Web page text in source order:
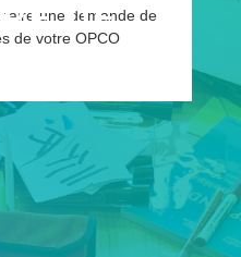
DE
une demande de
de votre OPCO
jours entend transmettre
et une pédagogie
ateliers, des sessions de